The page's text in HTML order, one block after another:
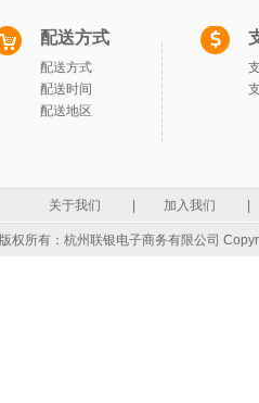
配送方式
配送方式
配送时间
配送地区
关于我们 加入我们
版权所有：杭州联银电子商务有限公司